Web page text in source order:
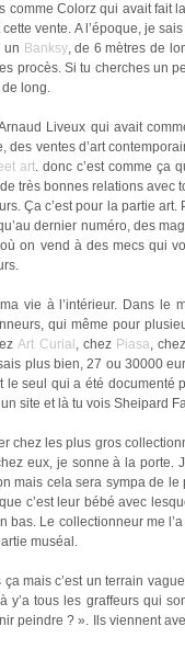
comme Colorz qui avait fait
vente. A l’époque, je
un Banksy, de 6 mètres de
procès. Si tu cherches un
long.
Liveux qui avait
ventes d’art
art. donc c’est comme ça
très bonnes relations
Ça c’est pour la partie
dernier numéro, des
on vend à des mecs qui
vie à l’intérieur. Dans le
qui même pour
Art Curial , chez Piasa, chez
plus bien, 27 ou 30000
le seul qui a été documenté
site et là tu vois Sheipard
chez les plus gros
eux, je sonne à la porte.
cela sera sympa de
c’est leur bébé avec
Le collectionneur me
muséal.
mais c’est un terrain
tous les graffeurs qui
peindre ? ». Ils viennent